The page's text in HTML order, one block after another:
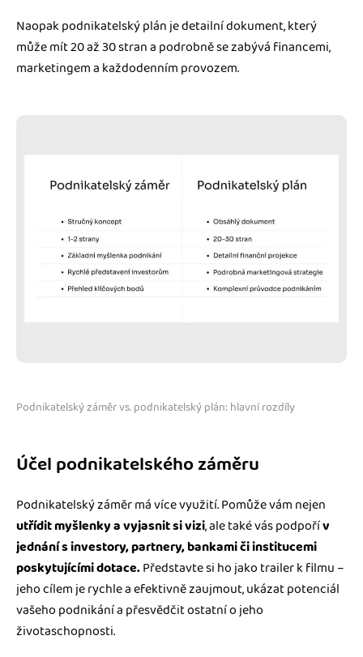
Naopak podnikatelský plán je detailní dokument, který
může mít 20 až 30 stran a podrobně se zabývá financemi,
marketingem a každodenním provozem.
Podnikatelský záměr vs. podnikatelský plán: hlavní rozdíly
Účel podnikatelského záměru
Podnikatelský záměr má více využití. Pomůže vám nejen
utřídit myšlenky a vyjasnit si vizi, ale také vás podpořív
jednání s investory, partnery, bankami či institucemi
poskytujícími dotace.Představte si ho jako trailer k filmu –
jeho cílem je rychle a efektivně zaujmout, ukázat potenciál
vašeho podnikání a přesvědčit ostatní o jeho
životaschopnosti.